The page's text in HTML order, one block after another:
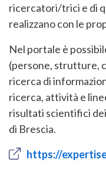
ricercatori/trici e di
realizzano con le
Nel portale è
(persone, strutture,
ricerca di
ricerca, attività e
risultati scientifici
di Brescia.
https://